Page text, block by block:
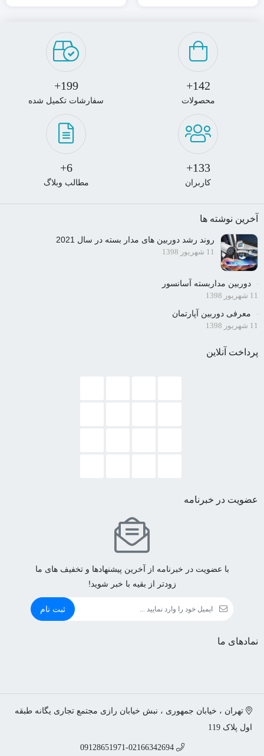
142+
محصولات
199+
سفارشات تکمیل شده
133+
کاربران
6+
مطالب وبلاگ
آخرین نوشته ها
روند رشد دوربین های مدار بسته در سال 2021
11 شهریور 1398
دوربین مداربسته آسانسور
11 شهریور 1398
معرفی دوربین آپارتمان
11 شهریور 1398
پرداخت آنلاین
عضویت در خبرنامه
با عضویت در خبرنامه از آخرین پیشنهادها و تخفیف های ما
زودتر از بقیه با خبر شوید!
ثبت نام
نمادهای ما
تهران ، خیابان جمهوری ، نبش خیابان رازی مجتمع تجاری یگانه طبقه
اول پلاک 119
09128651971-02166342694